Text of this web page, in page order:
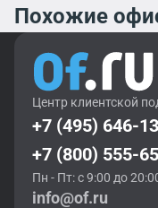
Похожие
Центр клиентской
+7 (495) 646-
+7 (800) 555-
Пн - Пт: с 9:00 до
info@of.ru